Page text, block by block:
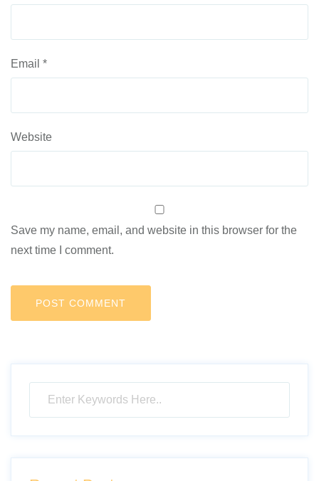
Email *
Website
Save my name, email, and website in this browser for the
next time I comment.